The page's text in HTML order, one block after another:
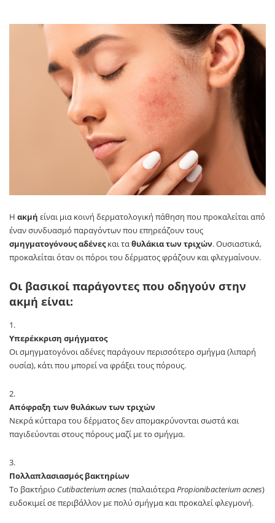
Η ακμή είναι μια κοινή δερματολογική πάθηση που προκαλείται από
έναν συνδυασμό παραγόντων που επηρεάζουν τους
σμηγματογόνους αδένεςκαι τα θυλάκια των τριχών. Ουσιαστικά,
προκαλείται όταν οι πόροι του δέρματος φράζουν και φλεγμαίνουν.
Οι βασικοί παράγοντες που οδηγούν στην
ακμή είναι:
Υπερέκκριση σμήγματος
Οι σμηγματογόνοι αδένες παράγουν περισσότερο σμήγμα (λιπαρή
ουσία), κάτι που μπορεί να φράξει τους πόρους.
Απόφραξη των θυλάκων των τριχών
Νεκρά κύτταρα του δέρματος δεν απομακρύνονται σωστά και
παγιδεύονται στους πόρους μαζί με το σμήγμα.
Πολλαπλασιασμός βακτηρίων
Το βακτήριο Cutibacterium acnes(παλαιότεραPropionibacterium acnes)
ευδοκιμεί σε περιβάλλον με πολύ σμήγμα και προκαλεί φλεγμονή.